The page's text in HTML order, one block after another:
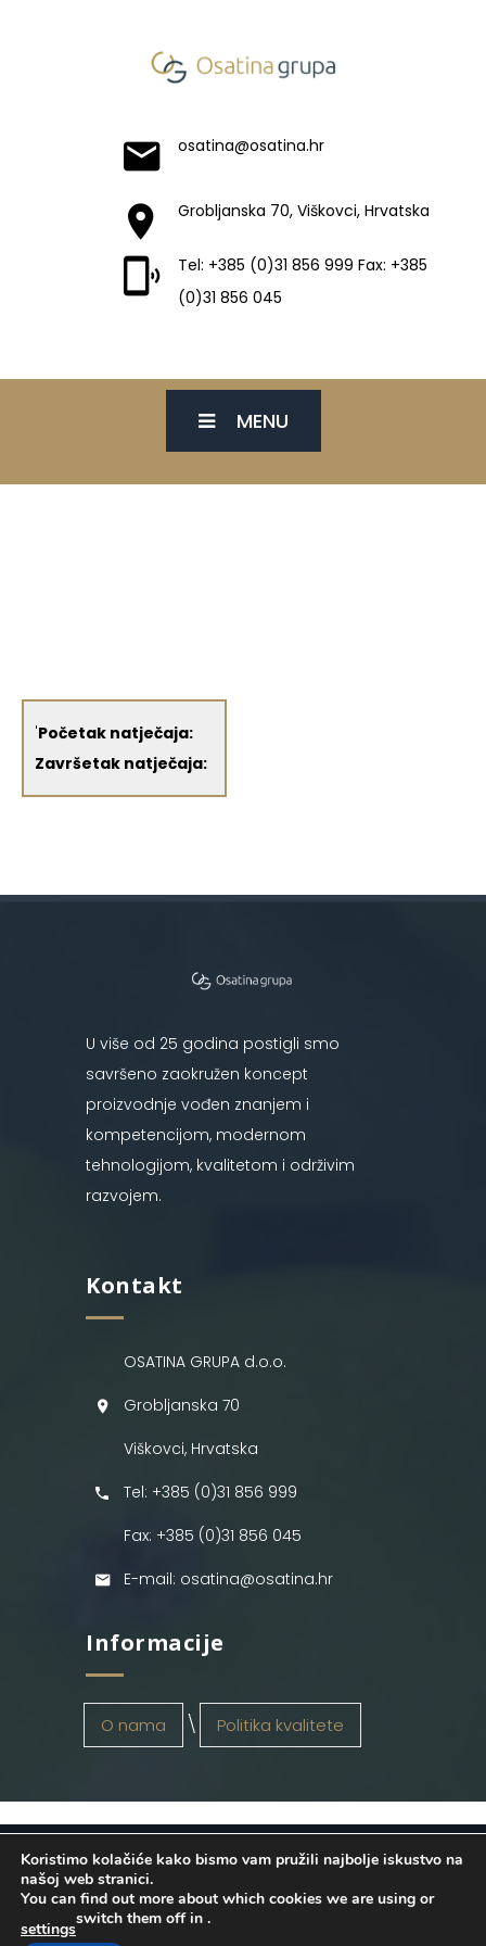
osatina@osatina.hr
Grobljanska 70, Viškovci, Hrvatska
Tel: +385 (0)31 856 999 Fax: +385
(0)31 856 045
MENU
'Početak natječaja:
Završetak natječaja:
U više od 25 godina postigli smo
savršeno zaokružen koncept
proizvodnje vođen znanjem i
kompetencijom, modernom
tehnologijom, kvalitetom i održivim
razvojem.
Kontakt
OSATINA GRUPA d.o.o.
Grobljanska 70
Viškovci, Hrvatska
Tel: +385 (0)31 856 999
Fax: +385 (0)31 856 045
E-mail: osatina@osatina.hr
Informacije
O nama Politika kvalitete
OSATINA GRUPA d.o.o. 2026
. Configured
byINFOS Osijek. Sva prava pridržana.
Koristimo kolačiće kako bismo vam pružili najbolje iskustvo na
našoj web stranici.
You can find out more about which cookies we are using or
switch them off in
settings
.